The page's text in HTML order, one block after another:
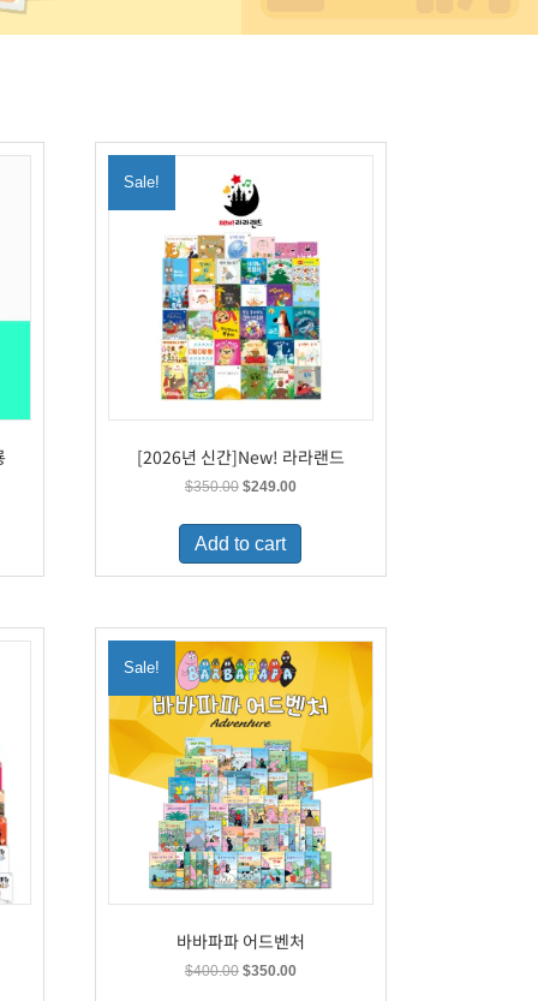
Sale!
[2026년 신간]New! 라라랜드
$350.00 Original
was:
$350.00.
$249.00Current
is:
Add to cart
Sale!
바바파파 어드벤처
$400.00 Original
$350.00Current